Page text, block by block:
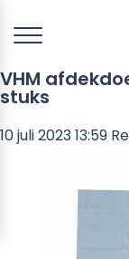
VHM
stuks
10 juli 2023 13:59